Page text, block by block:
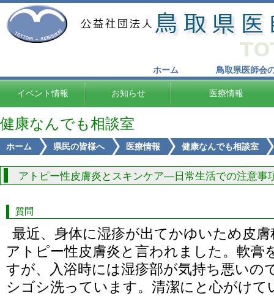
ホーム 鳥取県医師会
イベント情報 お知らせ 医療情報
健康なんでも相談室
ホーム 県民の皆様へ 医療情報 健康なんでも相談室
アトピー性皮膚炎とスキンケア―日常生活での注意事
質問
最近、身体に湿疹が出てかゆいため皮
アトピー性皮膚炎と言われました。軟膏
すが、入浴時には湿疹部が気持ち悪いの
シゴシ洗っています。清潔にと心がけて